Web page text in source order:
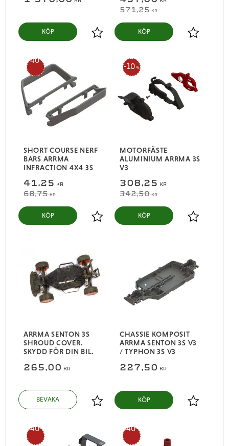
Lägg till i favoriter
KÖP
571,25KR
Lägg till i
KÖP
SHORT COURSE NERF
BARS ARRMA
INFRACTION 4X4 3S
41,25 KR
68,75KR
40
%
Lägg till i favoriter
KÖP
MOTORFÄSTE
ALUMINIUM ARRMA 3S
V3
308,25 KR
342,50KR
10 %
Lägg till i
KÖP
ARRMA SENTON 3S
SHROUD COVER.
SKYDD FÖR DIN BIL.
265,00 KR
Lägg till i favoriter
CHASSIE KOMPOSIT
ARRMA SENTON 3S V3
/ TYPHON 3S V3
227,50 KR
Lägg till i
KÖP
40
%
40
%